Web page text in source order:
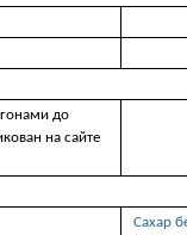
до
на сайте
Сахар